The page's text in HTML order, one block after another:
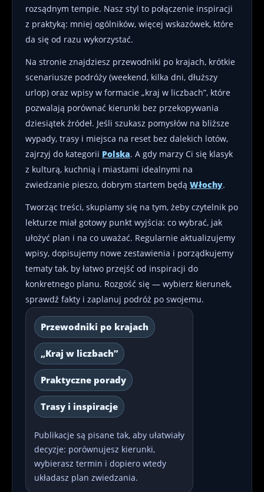
rozsądnym tempie. Nasz styl to połączenie inspiracji
z praktyką: mniej ogólników, więcej wskazówek, które
da się od razu wykorzystać.
Na stronie znajdziesz przewodniki po krajach, krótkie
scenariusze podróży (weekend, kilka dni, dłuższy
urlop) oraz wpisy w formacie „kraj w liczbach”, które
pozwalają porównać kierunki bez przekopywania
dziesiątek źródeł. Jeśli szukasz pomysłów na bliższe
wypady, trasy i miejsca na reset bez dalekich lotów,
zajrzyj do kategorii Polska. A gdy marzy Ci się klasyk
z kulturą, kuchnią i miastami idealnymi na
zwiedzanie pieszo, dobrym startem będą Włochy.
Tworząc treści, skupiamy się na tym, żeby czytelnik po
lekturze miał gotowy punkt wyjścia: co wybrać, jak
ułożyć plan i na co uważać. Regularnie aktualizujemy
wpisy, dopisujemy nowe zestawienia i porządkujemy
tematy tak, by łatwo przejść od inspiracji do
konkretnego planu. Rozgość się — wybierz kierunek,
sprawdź fakty i zaplanuj podróż po swojemu.
Przewodniki po krajach
„Kraj w liczbach”
Praktyczne porady
Trasy i inspiracje
Publikacje są pisane tak, aby ułatwiały
decyzje: porównujesz kierunki,
wybierasz termin i dopiero wtedy
układasz plan zwiedzania.